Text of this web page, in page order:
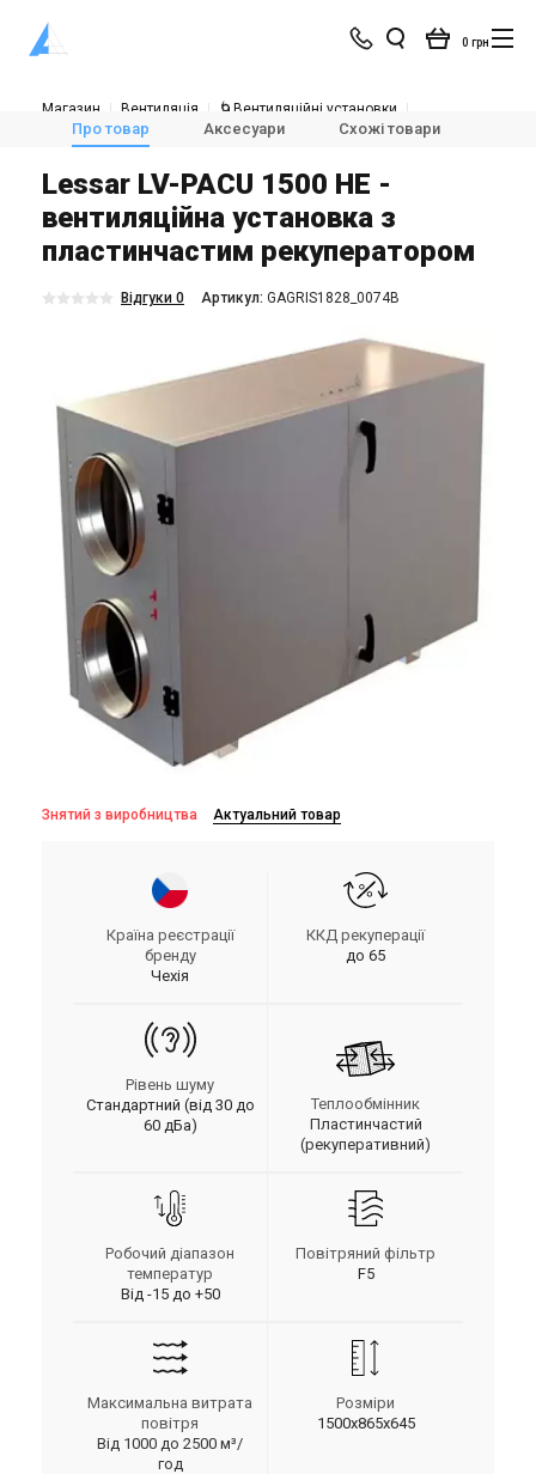
0 грн
Магазин Вентиляція
🌀Вентиляційні установки
💨Припливно-витяжні установки з рекуперацією тепла
Lessar LV-PACU 1500 HE
Про товар Аксесуари Схожі товари
Lessar LV-PACU 1500 HE -
вентиляційна установка з
пластинчастим рекуператором
Відгуки 0 Aртикул: GAGRIS1828_0074B
Знятий з виробництва Актуальний товар
Країна реєстрації
бренду
Чехія
ККД рекуперації
до 65
Рівень шуму
Стандартний (від 30 до
60 дБа)
Теплообмінник
Пластинчастий
(рекуперативний)
Робочий діапазон
температур
Від -15 до +50
Повітряний фільтр
F5
Максимальна витрата
повітря
Від 1000 до 2500 м³/
год
Розміри
1500x865x645